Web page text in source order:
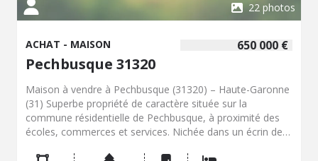
22 photos
650 000 €
ACHAT - MAISON
Pechbusque 31320
Maison à vendre à Pechbusque (31320) – Haute-Garonne
(31) Superbe propriété de caractère située sur la
commune résidentielle de Pechbusque, à proximité des
écoles, commerces et services. Nichée dans un écrin de